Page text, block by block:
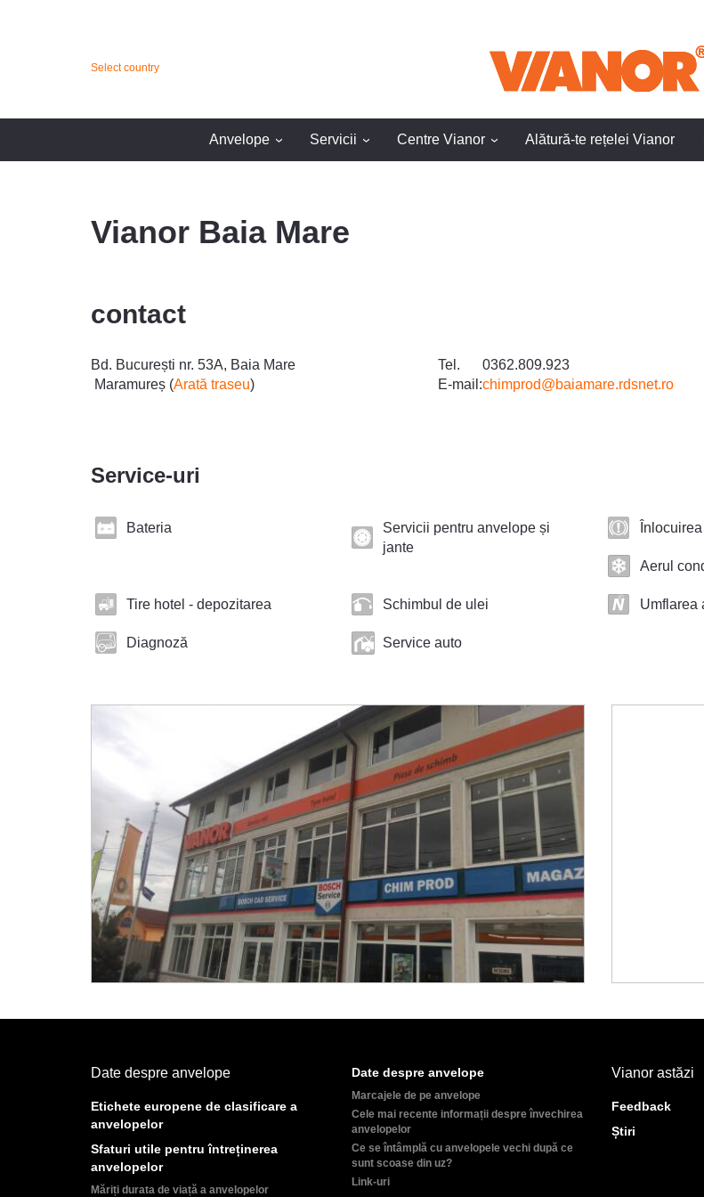
Select country
Anvelope › Servicii › Centre Vianor › Alătură-te rețelei Vianor
Vianor Baia Mare
contact
Bd. București nr. 53A, Baia Mare
Maramureș (Arată traseu)
Tel.
0362.809.923
E-mail:chimprod@baiamare.rdsnet.ro
Service-uri
Bateria
Servicii pentru anvelope și
jante
Aerul
Tire hotel - depozitarea Schimbul de ulei Umflarea
Diagnoză Service auto
Date despre anvelope
Etichete europene de clasificare a
anvelopelor
Sfaturi utile pentru întreținerea
anvelopelor
Măriți durata de viață a anvelopelor
Date despre anvelope
Marcajele de pe anvelope
Cele mai recente informații despre învechirea
anvelopelor
Ce se întâmplă cu anvelopele vechi după ce
sunt scoase din uz?
Link-uri
Vianor astăzi
Feedback
Știri